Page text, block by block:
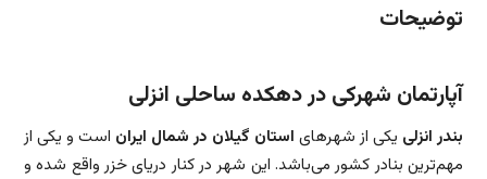
توضیحات
آپارتمان شهرکی در دهکده ساحلی انزلی
بندر انزلی یکی از شهرهای استان گیلان در شمال ایران است و یکی از
مهم‌ترین بنادر کشور می‌باشد. این شهر در کنار دریای خزر واقع شده و